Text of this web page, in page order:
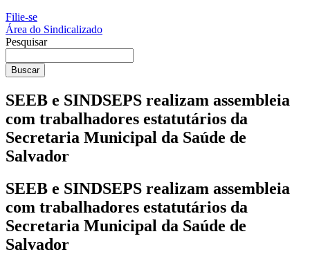
Filie-se
Área do Sindicalizado
Pesquisar
Buscar
SEEB e SINDSEPS realizam assembleia
com trabalhadores estatutários da
Secretaria Municipal da Saúde de
Salvador
SEEB e SINDSEPS realizam assembleia
com trabalhadores estatutários da
Secretaria Municipal da Saúde de
Salvador